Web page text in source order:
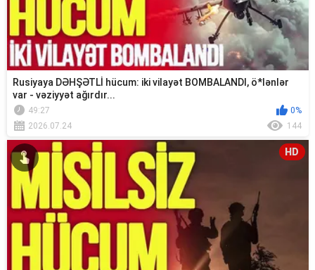
Rusiyaya DƏHŞƏTLİ hücum: iki vilayət BOMBALANDI, ö*lənlər
var - vəziyyət ağırdır...
49:27
0%
2026.07.24
144
HD